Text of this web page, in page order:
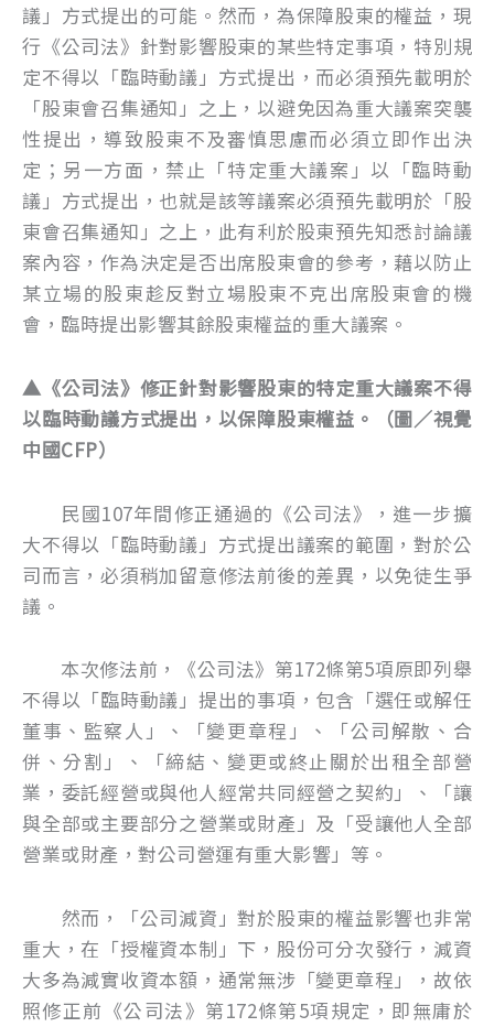
議」方式提出的可能。然而，為保障股東的權益，現
行《公司法》針對影響股東的某些特定事項，特別規
定不得以「臨時動議」方式提出，而必須預先載明於
「股東會召集通知」之上，以避免因為重大議案突襲
性提出，導致股東不及審慎思慮而必須立即作出決
定；另一方面，禁止「特定重大議案」以「臨時動
議」方式提出，也就是該等議案必須預先載明於「股
東會召集通知」之上，此有利於股東預先知悉討論議
案內容，作為決定是否出席股東會的參考，藉以防止
某立場的股東趁反對立場股東不克出席股東會的機
會，臨時提出影響其餘股東權益的重大議案。
▲《公司法》修正針對影響股東的特定重大議案不得
以臨時動議方式提出，以保障股東權益。（圖／視覺
中國CFP）
民國107年間修正通過的《公司法》，進一步擴
大不得以「臨時動議」方式提出議案的範圍，對於公
司而言，必須稍加留意修法前後的差異，以免徒生爭
議。
本次修法前，《公司法》第172條第5項原即列舉
不得以「臨時動議」提出的事項，包含「選任或解任
董事、監察人」、「變更章程」、「公司解散、合
併、分割」、「締結、變更或終止關於出租全部營
業，委託經營或與他人經常共同經營之契約」、「讓
與全部或主要部分之營業或財產」及「受讓他人全部
營業或財產，對公司營運有重大影響」等。
然而，「公司減資」對於股東的權益影響也非常
重大，在「授權資本制」下，股份可分次發行，減資
大多為減實收資本額，通常無涉「變更章程」，故依
照修正前《公司法》第172條第5項規定，即無庸於